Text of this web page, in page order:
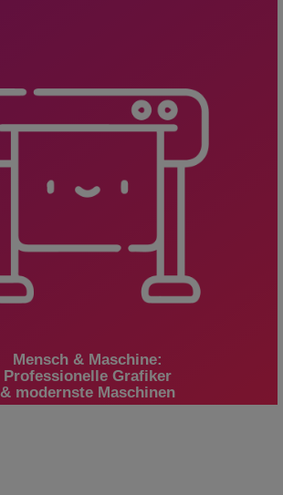
Mensch & Maschine:
Professionelle Grafiker
& modernste Maschinen